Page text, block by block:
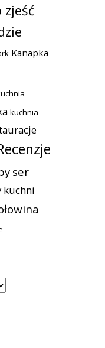
zjeść
Kanapka
kuchnia
ser
kuchni